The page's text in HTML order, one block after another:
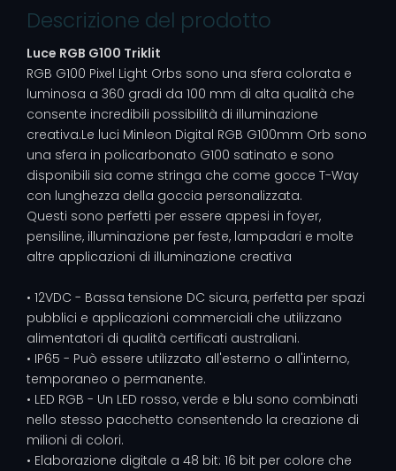
Descrizione del prodotto
Luce RGB G100 Triklit
RGB G100 Pixel Light Orbs sono una sfera colorata e
luminosa a 360 gradi da 100 mm di alta qualità che
consente incredibili possibilità di illuminazione
creativa.Le luci Minleon Digital RGB G100mm Orb sono
una sfera in policarbonato G100 satinato e sono
disponibili sia come stringa che come gocce T-Way
con lunghezza della goccia personalizzata.
Questi sono perfetti per essere appesi in foyer,
pensiline, illuminazione per feste, lampadari e molte
altre applicazioni di illuminazione creativa
• 12VDC - Bassa tensione DC sicura, perfetta per spazi
pubblici e applicazioni commerciali che utilizzano
alimentatori di qualità certificati australiani.
• IP65 - Può essere utilizzato all'esterno o all'interno,
temporaneo o permanente.
• LED RGB - Un LED rosso, verde e blu sono combinati
nello stesso pacchetto consentendo la creazione di
milioni di colori.
• Elaborazione digitale a 48 bit: 16 bit per colore che